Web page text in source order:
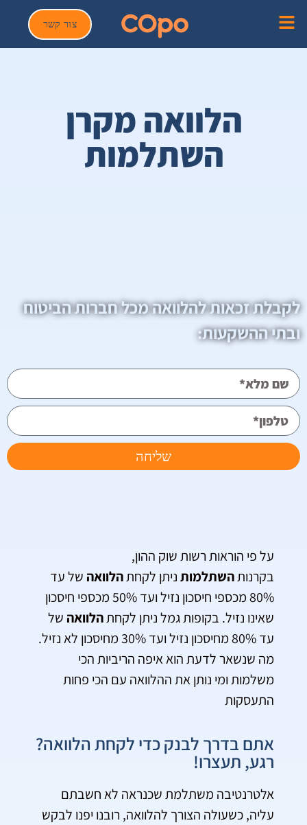
צור קשר
הלוואה מקרן
השתלמות
לקבלת זכאות להלוואה מכל חברות הביטוח
ובתי ההשקעות:
שליחה
על פי הוראות רשות שוק ההון,
בקרנותהשתלמותניתן לקחתהלוואה של עד
80% מכספי חיסכון נזיל ועד 50% מכספי חיסכון
שאינו נזיל. בקופות גמל ניתן לקחתהלוואה של
עד 80% מחיסכון נזיל ועד 30% מחיסכון לא נזיל.
מה שנשאר לדעת הוא איפה הריביות הכי
משלמות ומי נותן את ההלוואה עם הכי פחות
התעסקות
אתם בדרך לבנק כדי לקחת הלוואה?
רגע, תעצרו!
אלטרנטיבה משתלמת שכנראה לא חשבתם
עליה, כשעולה הצורך להלוואה, רובנו יפנו לבקש